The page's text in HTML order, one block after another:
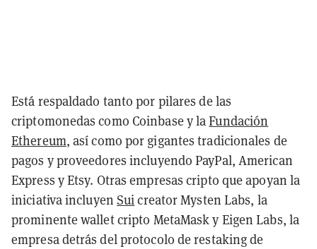
Está respaldado tanto por pilares de las
criptomonedas como Coinbase y laFundación
Ethereum, así como por gigantes tradicionales de
pagos y proveedores incluyendo PayPal, American
Express y Etsy. Otras empresas cripto que apoyan la
iniciativa incluyen Suicreator Mysten Labs, la
prominente wallet cripto MetaMask y Eigen Labs, la
empresa detrás del protocolo de restaking de